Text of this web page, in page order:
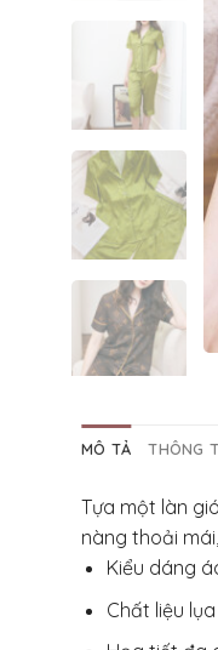
MÔ TẢ THÔNG
Tựa một làn
nàng thoải
Kiểu dáng
Chất liệu